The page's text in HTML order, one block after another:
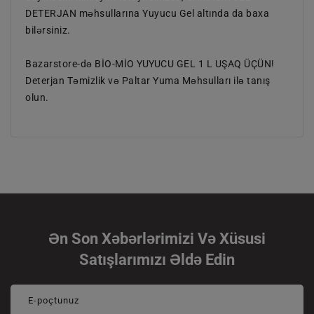
DETERJAN məhsullarına Yuyucu Gel altında da baxa
bilərsiniz.
Bazarstore-də BİO-MİO YUYUCU GEL 1 L UŞAQ ÜÇÜN!
Deterjan Təmizlik və Paltar Yuma Məhsulları ilə tanış
olun.
Ən Son Xəbərlərimizi Və Xüsusi
Satışlarımızı Əldə Edin
E-poçtunuz